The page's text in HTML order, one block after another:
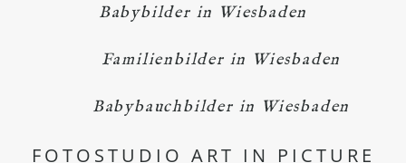
Babybilder in Wiesbaden
Familienbilder in Wiesbaden
Babybauchbilder in Wiesbaden
FOTOSTUDIO ART IN PICTURE